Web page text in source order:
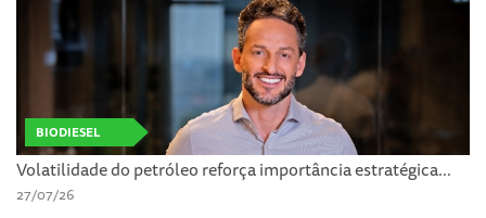
BIODIESEL
Volatilidade do petróleo reforça importância estratégica...
27/07/26